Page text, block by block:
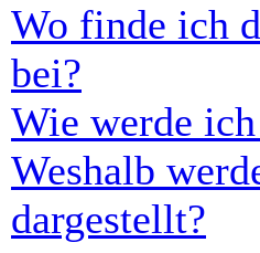
Wo finde ich
bei?
Wie werde
Weshalb
dargestellt?